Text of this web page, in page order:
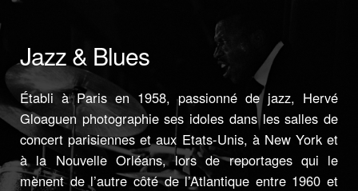
Jazz & Blues
Établi à Paris en 1958, passionné de jazz, Hervé
Gloaguen photographie ses idoles dans les salles de
concert parisiennes et aux Etats-Unis, à New York et
à la Nouvelle Orléans, lors de reportages qui le
mènent de l’autre côté de l’Atlantique entre 1960 et